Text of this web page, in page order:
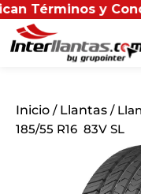
y
Inicio / Llantas /
185/55 R16 83V SL